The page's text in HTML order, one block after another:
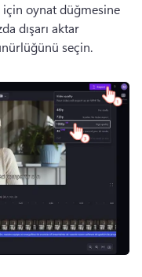
için oynat düğmesine
dışarı aktar
seçin.